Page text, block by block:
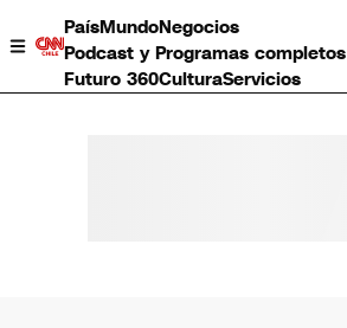
PaísMundoNegocios
Podcast y Programas completos
Futuro 360CulturaServicios